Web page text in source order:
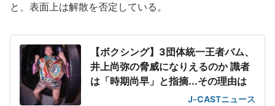
と、表面上は解散を否定している。
【ボクシング】3団体統一王者バム、
井上尚弥の脅威になりえるのか 識者
は「時期尚早」と指摘...その理由は
J-CASTニュース